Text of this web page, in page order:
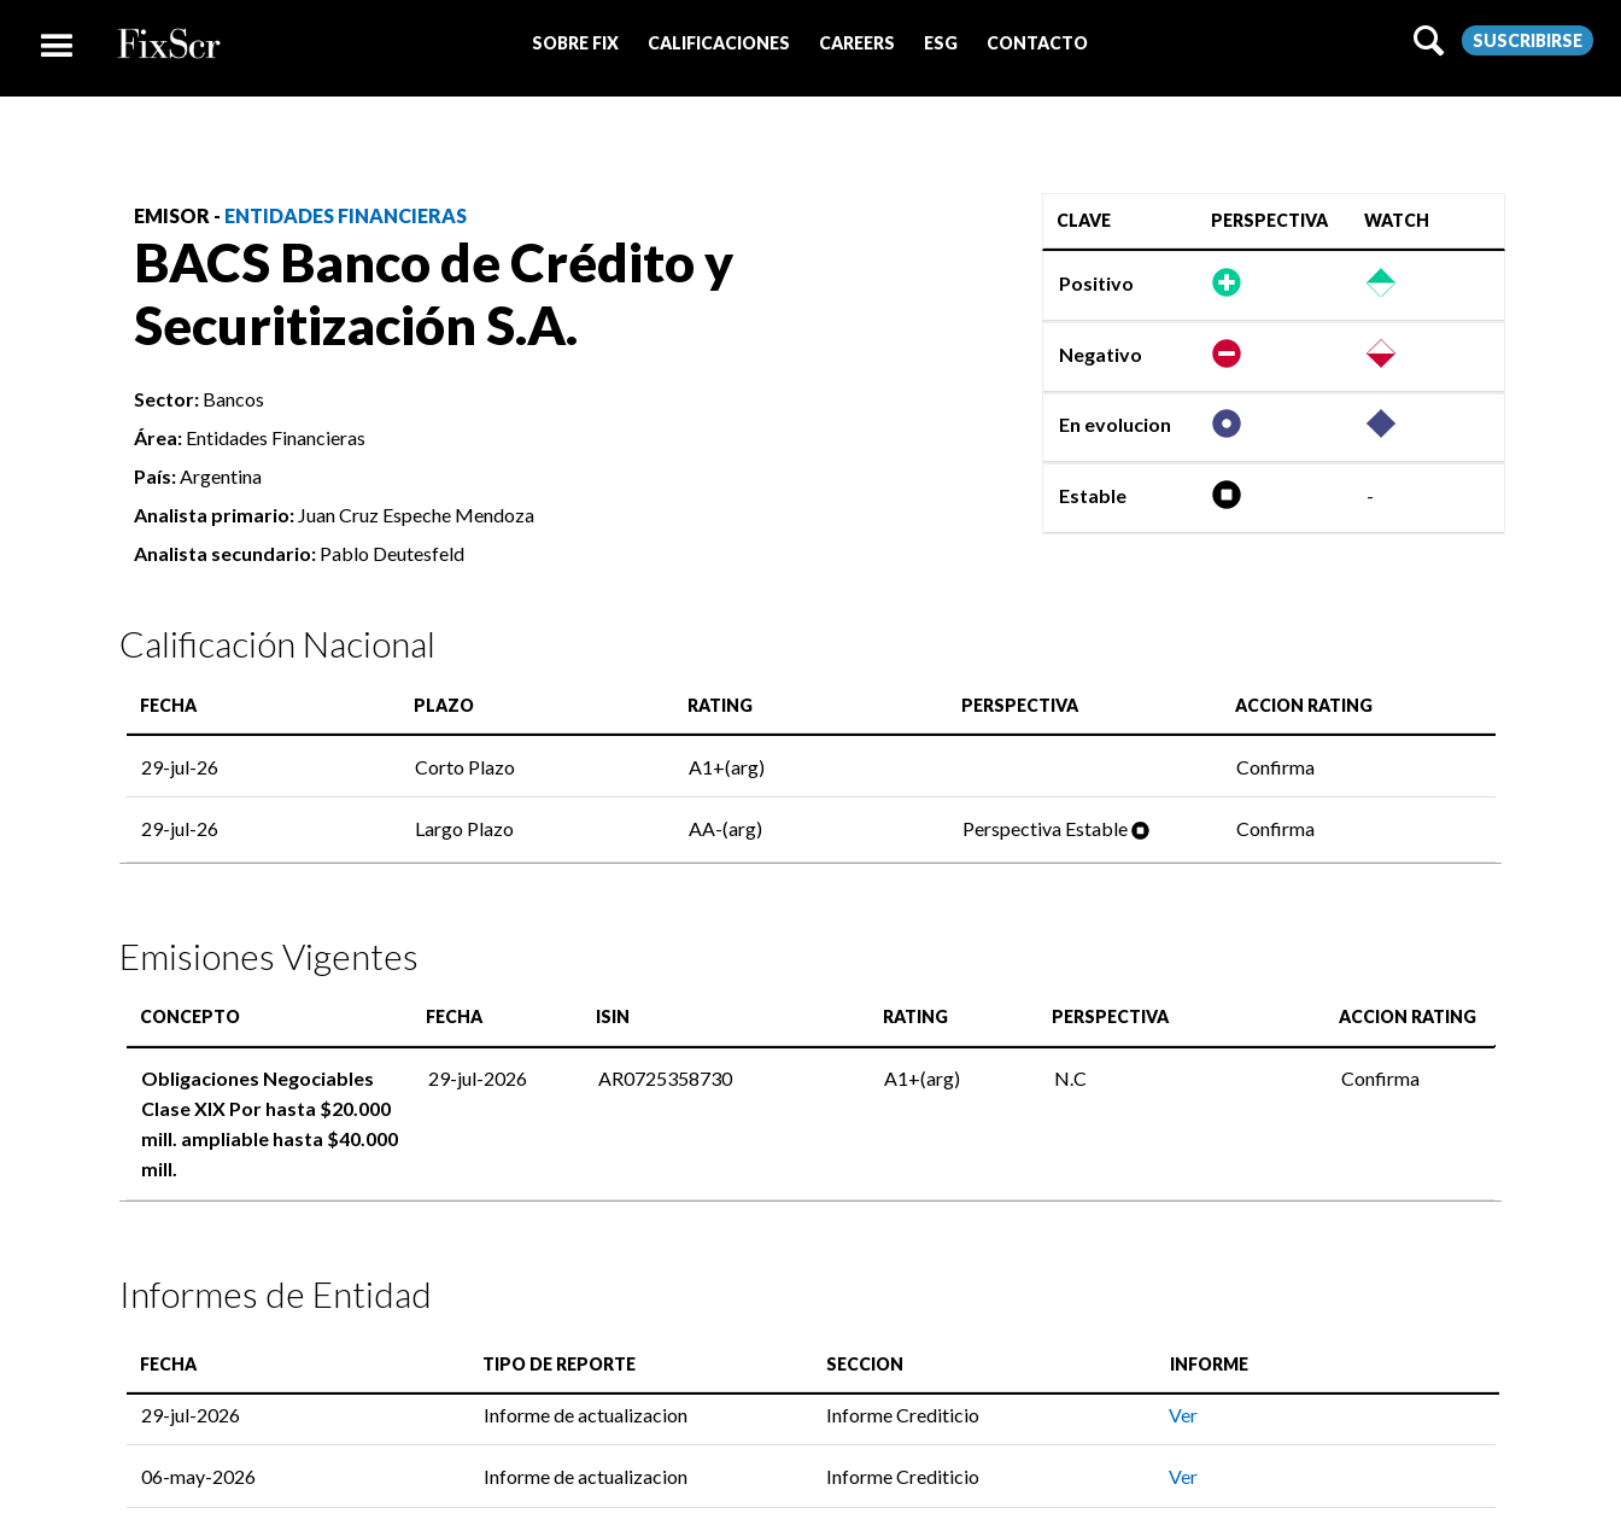
SOBRE FIX CALIFICACIONES CAREERS ESG CONTACTO SUSCRIBIRSE
EMISOR - ENTIDADES FINANCIERAS
BACS Banco de Crédito y
Securitización S.A.
Sector: Bancos
Área: Entidades Financieras
País:Argentina
Analista primario: Juan Cruz Espeche Mendoza
Analista secundario: Pablo Deutesfeld
CLAVE PERSPECTIVA WATCH
Positivo
Negativo
En evolucion
Estable -
Calificación Nacional
FECHA PLAZO RATING PERSPECTIVA ACCION RATING
29-jul-26 Corto Plazo A1+(arg) Confirma
29-jul-26 Largo Plazo AA-(arg) Perspectiva Estable Confirma
Emisiones Vigentes
CONCEPTO FECHA ISIN RATING PERSPECTIVA ACCION RATING
Obligaciones Negociables
Clase XIX Por hasta $20.000
mill. ampliable hasta $40.000
mill.
29-jul-2026 AR0725358730 A1+(arg) N.C Confirma
Informes de Entidad
FECHA TIPO DE REPORTE SECCION INFORME
29-jul-2026 Informe de actualizacion Informe Crediticio Ver
06-may-2026 Informe de actualizacion Informe Crediticio Ver